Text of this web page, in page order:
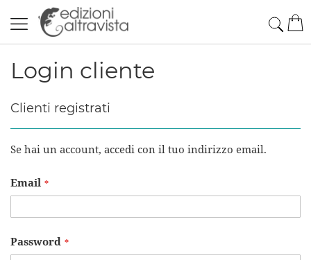
al
contenuto
Login cliente
Clienti registrati
Se hai un account, accedi con il tuo indirizzo email.
Email
Password